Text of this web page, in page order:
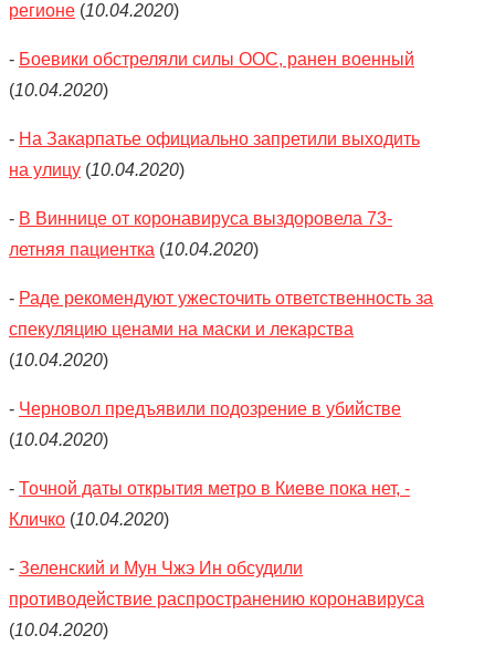
регионе (10.04.2020)
- Боевики обстреляли силы ООС, ранен военный
(10.04.2020)
- На Закарпатье официально запретили выходить
на улицу (10.04.2020)
- В Виннице от коронавируса выздоровела 73-
летняя пациентка (10.04.2020)
- Раде рекомендуют ужесточить ответственность за
спекуляцию ценами на маски и лекарства
(10.04.2020)
- Черновол предъявили подозрение в убийстве
(10.04.2020)
- Точной даты открытия метро в Киеве пока нет, -
Кличко (10.04.2020)
- Зеленский и Мун Чжэ Ин обсудили
противодействие распространению коронавируса
(10.04.2020)